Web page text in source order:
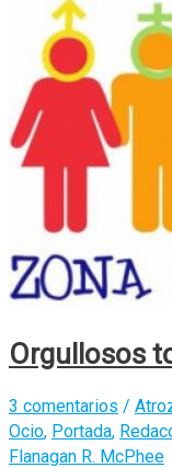
vanguardia
gaypop
Orgullosos
3 comentarios /
Ocio, Portada,
Flanagan R. McPhee